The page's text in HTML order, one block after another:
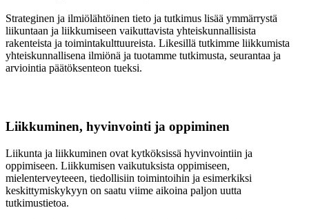
Strateginen ja ilmiölähtöinen tieto ja tutkimus lisää ymmärrystä
liikuntaan ja liikkumiseen vaikuttavista yhteiskunnallisista
rakenteista ja toimintakulttuureista. Likesillä tutkimme liikkumista
yhteiskunnallisena ilmiönä ja tuotamme tutkimusta, seurantaa ja
arviointia päätöksenteon tueksi.
Liikkuminen, hyvinvointi ja oppiminen
Liikunta ja liikkuminen ovat kytköksissä hyvinvointiin ja
oppimiseen. Liikkumisen vaikutuksista oppimiseen,
mielenterveyteeen, tiedollisiin toimintoihin ja esimerkiksi
keskittymiskykyyn on saatu viime aikoina paljon uutta
tutkimustietoa.